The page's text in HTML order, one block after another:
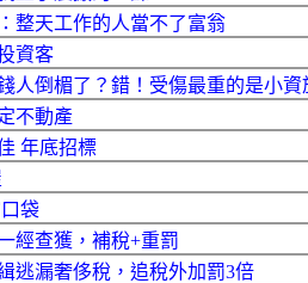
整天工作的人當不了富翁
資客
人倒楣了？錯！受傷最重的是小資
不動產
年底招標
袋
經查獲，補稅+重罰
逃漏奢侈稅，追稅外加罰3倍